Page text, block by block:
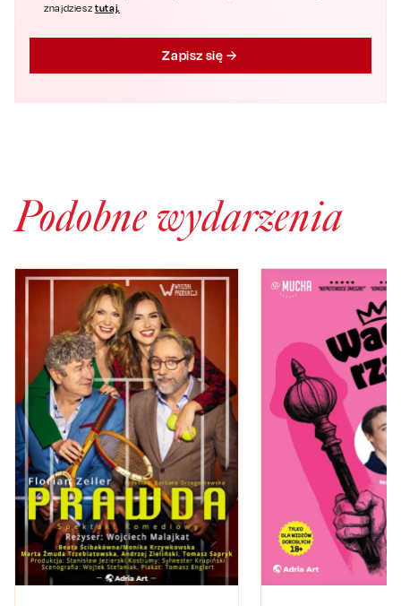
znajdziesztutaj.
Zapisz się
Podobne wydarzenia